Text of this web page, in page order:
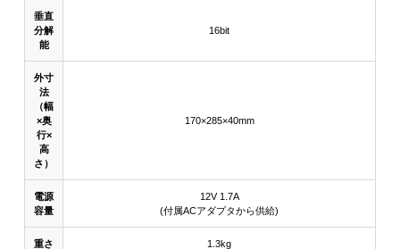
垂直
分解
能
16bit
外寸
法
（幅
×奥
行×
高
さ）
170×285×40mm
電源
容量
12V 1.7A
(付属ACアダプタから供給)
重さ 1.3kg